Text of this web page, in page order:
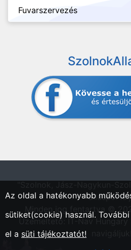
Fuvarszervezés
Minden jog fentartva ©
Üzemeltető: IT-Nav
Az oldal a hatékonyabb
sütiket(cookie) használ.
el a süti tájékoztatót!